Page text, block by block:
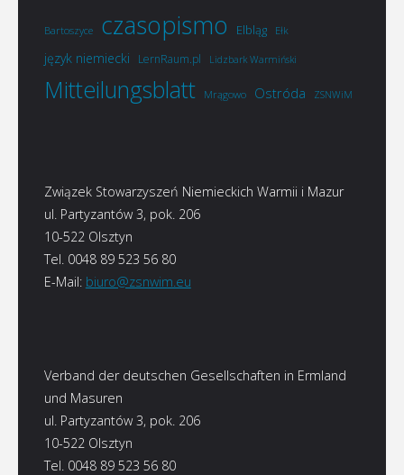
Bartoszyce czasopismo Elbląg Ełk
język niemiecki LernRaum.pl Lidzbark Warmiński
Mitteilungsblatt Mrągowo Ostróda ZSNWiM
Związek Stowarzyszeń Niemieckich Warmii i Mazur
ul. Partyzantów 3, pok. 206
10-522 Olsztyn
Tel. 0048 89 523 56 80
E-Mail: biuro@zsnwim.eu
Verband der deutschen Gesellschaften in Ermland
und Masuren
ul. Partyzantów 3, pok. 206
10-522 Olsztyn
Tel. 0048 89 523 56 80